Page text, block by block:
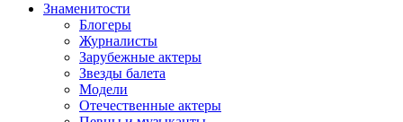
Знаменитости
Блогеры
Журналисты
Зарубежные актеры
Звезды балета
Модели
Отечественные актеры